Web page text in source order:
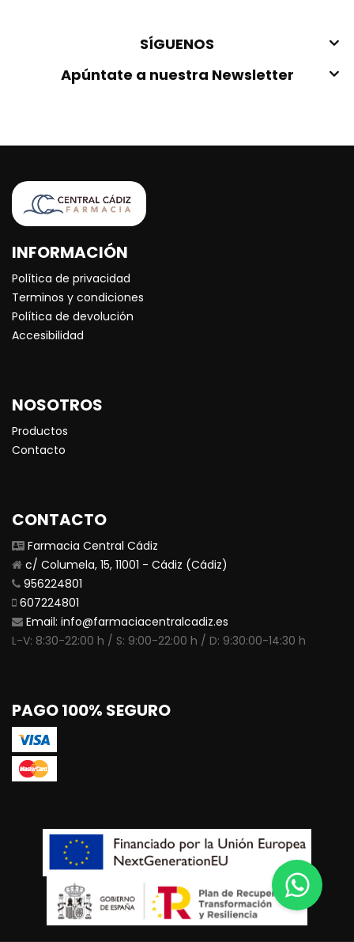
SÍGUENOS
Apúntate a nuestra Newsletter
INFORMACIÓN
Política de privacidad
Terminos y condiciones
Política de devolución
Accesibilidad
NOSOTROS
Productos
Contacto
CONTACTO
Farmacia Central Cádiz
c/ Columela, 15, 11001 - Cádiz (Cádiz)
956224801
607224801
Email: info@farmaciacentralcadiz.es
L-V: 8:30-22:00 h / S: 9:00-22:00 h / D: 9:30:00-14:30 h
PAGO 100% SEGURO